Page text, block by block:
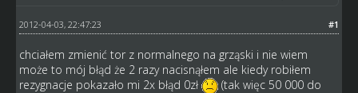
#1
2012-04-03, 22:47:23
chciałem zmienić tor z normalnego na grząski i nie wiem
może to mój błąd że 2 razy nacisnąłem ale kiedy robiłem
rezygnacje pokazało mi 2x błąd 0zł
(tak więc 50 000 do